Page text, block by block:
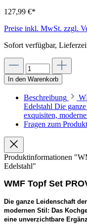
127,99 €*
Preise inkl. MwSt. zzgl.
Sofort verfügbar,
In den Warenkorb
Beschreibung
Edelstahl Die
exquisiten,
Fragen zum
Produktinformationen
Edelstahl"
WMF Topf Set
Die ganze Leidenschaft
modernen Stil: Das
eine unverzichtbare